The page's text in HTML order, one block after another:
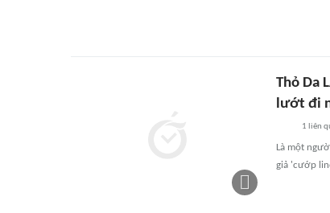
Thỏ Da
lướt đi
1 liên
Là một
giả 'cướp